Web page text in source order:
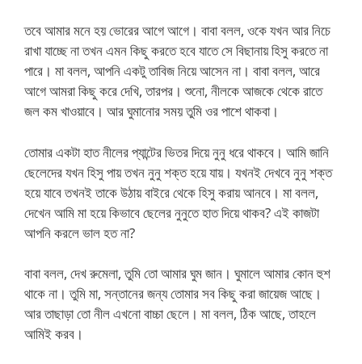
তবে আমার মনে হয় ভোরের আগে আগে। বাবা বলল, ওকে যখন আর নিচে
রাখা যাচ্ছে না তখন এমন কিছু করতে হবে যাতে সে বিছানায় হিসু করতে না
পারে। মা বলল, আপনি একটু তাবিজ নিয়ে আসেন না। বাবা বলল, আরে
আগে আমরা কিছু করে দেখি, তারপর। শুনো, নীলকে আজকে থেকে রাতে
জল কম খাওয়াবে। আর ঘুমানোর সময় তুমি ওর পাশে থাকবা।
তোমার একটা হাত নীলের প্যান্টের ভিতর দিয়ে নুনু ধরে থাকবে। আমি জানি
ছেলেদের যখন হিসু পায় তখন নুনু শক্ত হয়ে যায়। যখনই দেখবে নুনু শক্ত
হয়ে যাবে তখনই তাকে উঠায় বাইরে থেকে হিসু করায় আনবে। মা বলল,
দেখেন আমি মা হয়ে কিভাবে ছেলের নুনুতে হাত দিয়ে থাকব? এই কাজটা
আপনি করলে ভাল হত না?
বাবা বলল, দেখ রুমেলা, তুমি তো আমার ঘুম জান। ঘুমালে আমার কোন হুশ
থাকে না। তুমি মা, সন্তানের জন্য তোমার সব কিছু করা জায়েজ আছে।
আর তাছাড়া তো নীল এখনো বাচ্চা ছেলে। মা বলল, ঠিক আছে, তাহলে
আমিই করব।